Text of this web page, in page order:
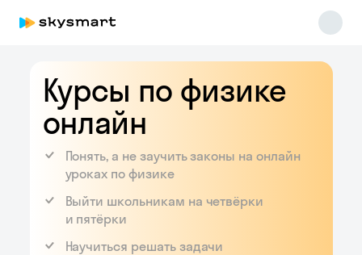
Курсы по физике
онлайн
Понять, а не заучить законы на онлайн
уроках по физике
Выйти школьникам на четвёрки
и пятёрки
Научиться решать задачи
online